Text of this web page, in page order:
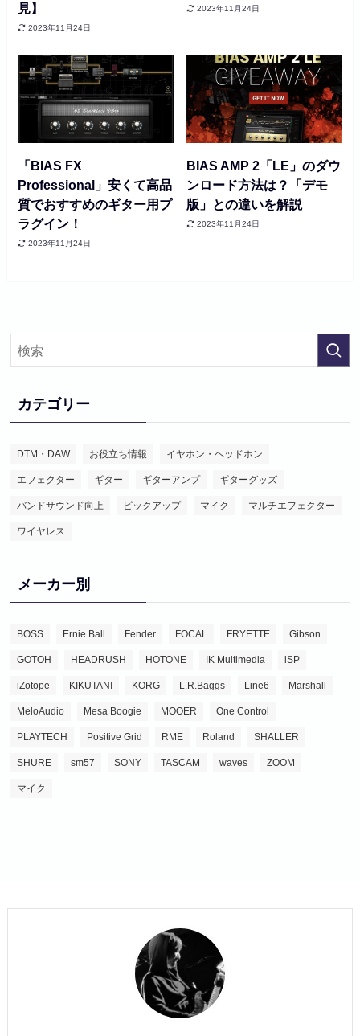
見】
2023年11月24日
2023年11月24日
「BIAS FX
Professional」安くて高品
質でおすすめのギター用プ
ラグイン！
2023年11月24日
BIAS AMP 2「LE」のダウ
ンロード方法は？「デモ
版」との違いを解説
2023年11月24日
カテゴリー
DTM・DAW お役立ち情報 イヤホン・ヘッドホン
エフェクター ギター ギターアンプ ギターグッズ
バンドサウンド向上 ピックアップ マイク マルチエフェクター
ワイヤレス
メーカー別
BOSS Ernie Ball Fender FOCAL FRYETTE Gibson
GOTOH HEADRUSH HOTONE IK Multimedia iSP
iZotope KIKUTANI KORG L.R.Baggs Line6 Marshall
MeloAudio Mesa Boogie MOOER One Control
PLAYTECH Positive Grid RME Roland SHALLER
SHURE sm57 SONY TASCAM waves ZOOM
マイク